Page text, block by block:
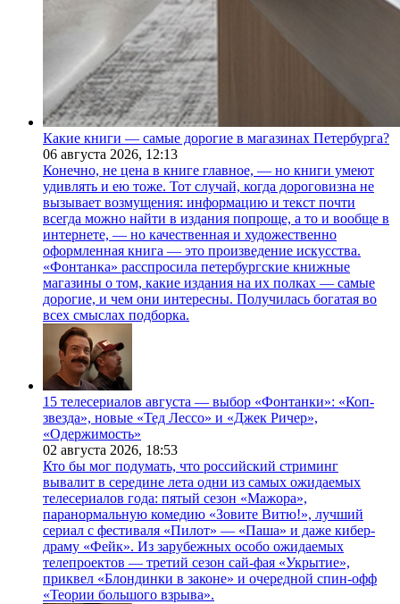
Какие книги — самые дорогие в магазинах Петербурга?
06 августа 2026, 12:13
Конечно, не цена в книге главное, — но книги умеют
удивлять и ею тоже. Тот случай, когда дороговизна не
вызывает возмущения: информацию и текст почти
всегда можно найти в издания попроще, а то и вообще в
интернете, — но качественная и художественно
оформленная книга — это произведение искусства.
«Фонтанка» расспросила петербургские книжные
магазины о том, какие издания на их полках — самые
дорогие, и чем они интересны. Получилась богатая во
всех смыслах подборка.
15 телесериалов августа — выбор «Фонтанки»: «Коп-
звезда», новые «Тед Лессо» и «Джек Ричер»,
«Одержимость»
02 августа 2026, 18:53
Кто бы мог подумать, что российский стриминг
вывалит в середине лета одни из самых ожидаемых
телесериалов года: пятый сезон «Мажора»,
паранормальную комедию «Зовите Витю!», лучший
сериал с фестиваля «Пилот» — «Паша» и даже кибер-
драму «Фейк». Из зарубежных особо ожидаемых
телепроектов — третий сезон сай-фая «Укрытие»,
приквел «Блондинки в законе» и очередной спин-офф
«Теории большого взрыва».